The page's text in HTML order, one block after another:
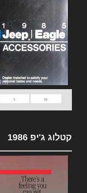
«
‹
קטלוג ג'יפ 1986